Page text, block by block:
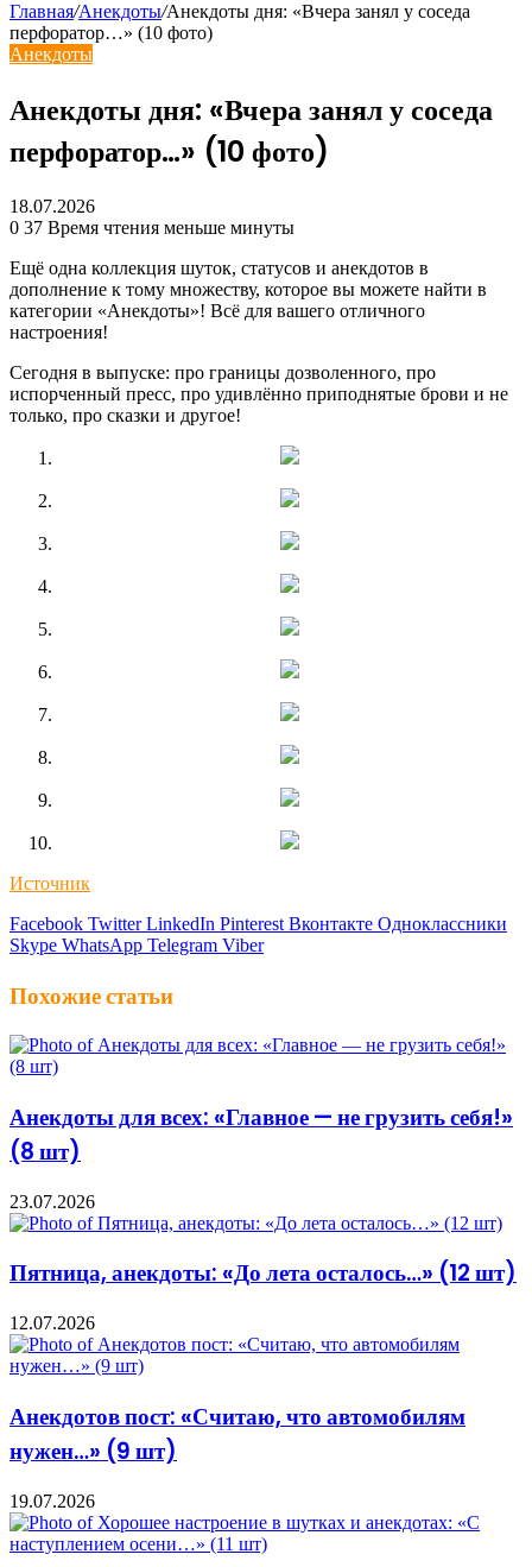
Главная/Анекдоты/Анекдоты дня: «Вчера занял у соседа
перфоратор…» (10 фото)
Анекдоты
Анекдоты дня: «Вчера занял у соседа
перфоратор…» (10 фото)
18.07.2026
0 37 Время чтения меньше минуты
Ещё одна коллекция шуток, статусов и анекдотов в
дополнение к тому множеству, которое вы можете найти в
категории «Анекдоты»! Всё для вашего отличного
настроения!
Сегодня в выпуске: про границы дозволенного, про
испорченный пресс, про удивлённо приподнятые брови и не
только, про сказки и другое!
Источник
Facebook Twitter LinkedIn Pinterest Вконтакте Одноклассники
Skype WhatsApp Telegram Viber
Похожие статьи
Анекдоты для всех: «Главное — не грузить себя!»
(8 шт)
23.07.2026
Пятница, анекдоты: «До лета осталось…» (12 шт)
12.07.2026
Анекдотов пост: «Считаю, что автомобилям
нужен…» (9 шт)
19.07.2026